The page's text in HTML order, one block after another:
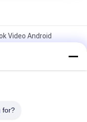
Video Android
4,2 8GB ROM Flip
für die Werbung,
for?